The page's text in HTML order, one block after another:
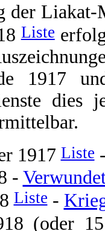
der Liakat-
Liste
1917
dies
1917Liste
-
Liste-
(oder